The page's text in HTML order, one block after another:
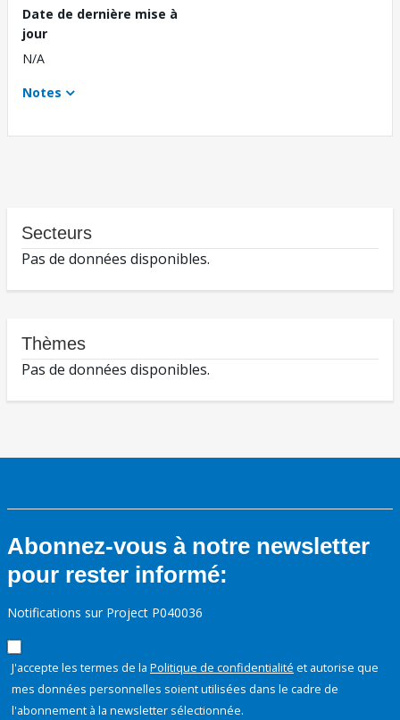
Date de dernière mise à
jour
N/A
Notes
Secteurs
Pas de données disponibles.
Thèmes
Pas de données disponibles.
Abonnez-vous à notre newsletter
pour rester informé:
Notifications sur Project P040036
J'accepte les termes de la Politique de confidentialité et autorise que
mes données personnelles soient utilisées dans le cadre de
l'abonnement à la newsletter sélectionnée.